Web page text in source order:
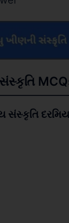
સંસ્કૃતિ